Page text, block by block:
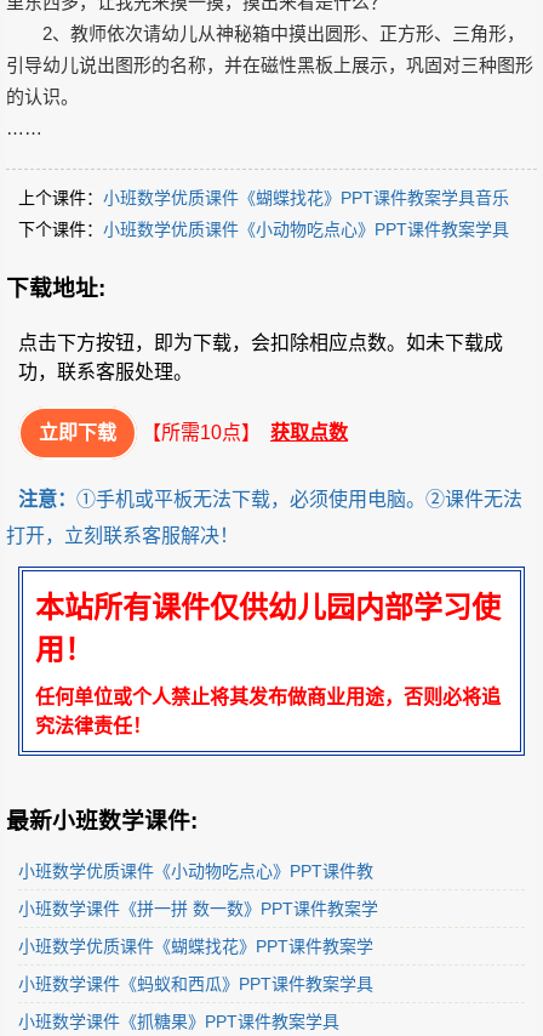
2、教师依次请幼儿从神秘箱中摸出圆形、正方形、三角形，
引导幼儿说出图形的名称，并在磁性黑板上展示，巩固对三种图形
的认识。
……
上个课件： 小班数学优质课件《蝴蝶找花》PPT课件教案学具音乐
下个课件： 小班数学优质课件《小动物吃点心》PPT课件教案学具
下载地址:
点击下方按钮，即为下载，会扣除相应点数。如未下载成
功，联系客服处理。
立即下载 【所需10点】 获取点数
注意： ①手机或平板无法下载，必须使用电脑。②课件无法
打开，立刻联系客服解决！
本站所有课件仅供幼儿园内部学习使
用！
任何单位或个人禁止将其发布做商业用途，否则必将追
究法律责任！
最新小班数学课件:
小班数学优质课件《小动物吃点心》PPT课件教
小班数学课件《拼一拼 数一数》PPT课件教案学
小班数学优质课件《蝴蝶找花》PPT课件教案学
小班数学课件《蚂蚁和西瓜》PPT课件教案学具
小班数学课件《抓糖果》PPT课件教案学具